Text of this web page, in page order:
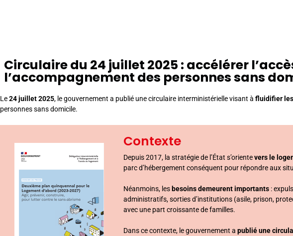
Circulaire du 24 juillet 2025 : accélérer
l’accompagnement des personnes sans
Le24 juillet 2025, le gouvernement a publié une circulaire interministérielle visant à fluidifier
personnes sans domicile.
Contexte
Depuis 2017, la stratégie de l’État s’orientevers le
parc d’hébergement conséquent pour répondre aux
Néanmoins, lesbesoins demeurent importants :
administratifs, sorties d’institutions (asile, prison,
avec une part croissante de familles.
Dans ce contexte, le gouvernement a publié une